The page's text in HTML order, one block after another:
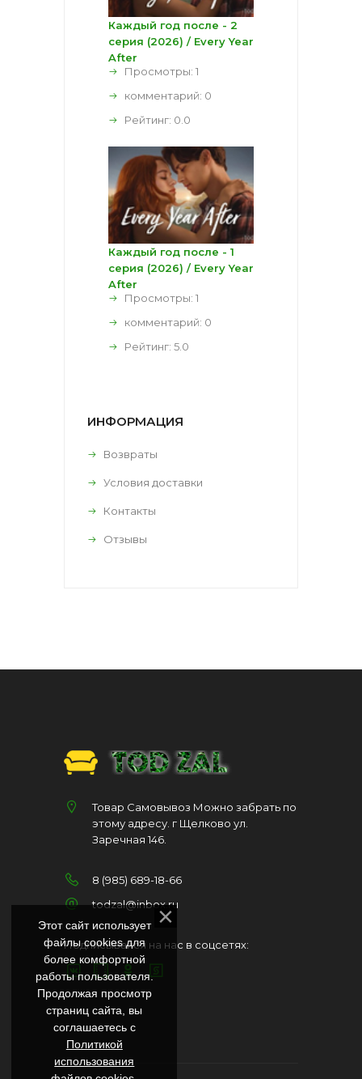
Каждый год после - 2
серия (2026) / Every Year
After
Просмотры: 1
комментарий: 0
Рейтинг: 0.0
Каждый год после - 1
серия (2026) / Every Year
After
Просмотры: 1
комментарий: 0
Рейтинг: 5.0
ИНФОРМАЦИЯ
Возвраты
Условия доставки
Контакты
Отзывы
Товар Самовывоз Можно забрать по
этому адресу. г Щелково ул.
Заречная 146.
8 (985) 689-18-66
todzal@inbox.ru
Подписывайся на нас в соцсетях:
Этот сайт использует
файлы cookies для
более комфортной
работы пользователя.
Продолжая просмотр
страниц сайта, вы
соглашаетесь с
Политикой
использования